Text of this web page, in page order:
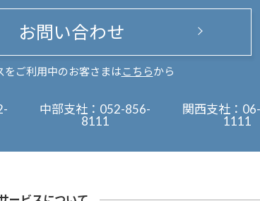
お問い合わせ
をご利用中のお客さまは こちらから
中部支社： 052-856-
8111
関西支社：
1111